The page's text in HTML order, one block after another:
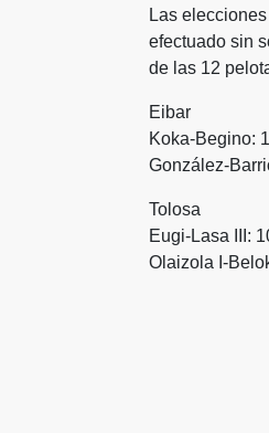
Las
efectuado sin
de las 12
Eibar
Koka-Begino:
González-
Tolosa
Eugi-Lasa III:
Olaizola I-